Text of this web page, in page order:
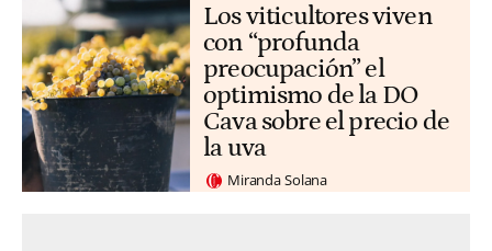
Los viticultores viven
con “profunda
preocupación” el
optimismo de la DO
Cava sobre el precio de
la uva
Miranda Solana